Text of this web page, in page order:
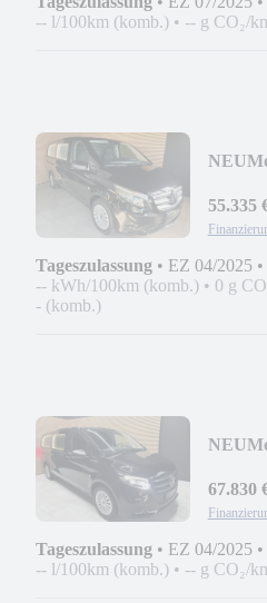
-- l/100km (komb.) • -- g CO₂/
NEU
55.335
Tageszulassung • EZ 04/2025 •
-- kWh/100km (komb.) • 0 g
- (komb.)
NEU
67.830
Tageszulassung • EZ 04/2025 •
-- l/100km (komb.) • -- g CO₂/